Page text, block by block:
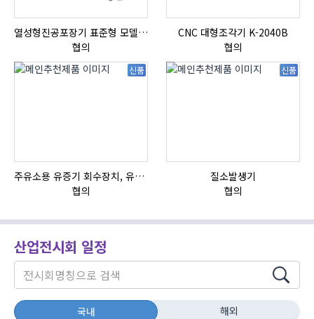
열성형진공포장기 표준형 모델 OMNIVAC S-200
협의
CNC 대형조각기 K-2040B
협의
신품
주유소용 유증기 회수장치, 유증기 회수장치, 방폭형, 방폭형 유증기 회수장치
협의
신품
질소발생기
협의
산업전시회 일정
국내 해외